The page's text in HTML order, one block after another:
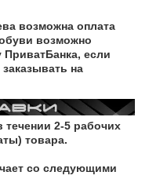
возможна оплата
возможно
ПриватБанка, если
на
течении 2-5 рабочих
товара.
со следующими